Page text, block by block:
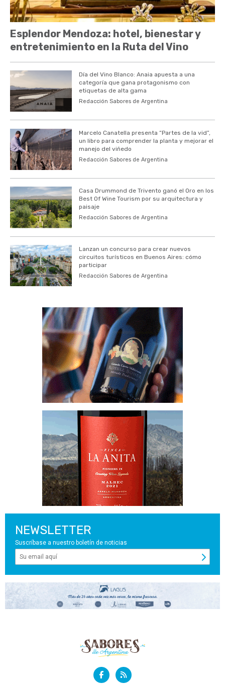
Esplendor Mendoza: hotel, bienestar y
entretenimiento en la Ruta del Vino
Día del Vino Blanco: Anaia apuesta a una
categoría que gana protagonismo con
etiquetas de alta gama
Redacción Sabores de Argentina
Marcelo Canatella presenta “Partes de la vid”,
un libro para comprender la planta y mejorar el
manejo del viñedo
Redacción Sabores de Argentina
Casa Drummond de Trivento ganó el Oro en los
Best Of Wine Tourism por su arquitectura y
paisaje
Redacción Sabores de Argentina
Lanzan un concurso para crear nuevos
circuitos turísticos en Buenos Aires: cómo
participar
Redacción Sabores de Argentina
NEWSLETTER
Suscríbase a nuestro boletín de noticias